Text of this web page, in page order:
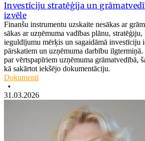
Investīciju stratēģija un
izvēle
Finanšu instrumentu uzskaite nesākas ar
sākas ar uzņēmuma vadības plānu,
ieguldījumu mērķis un sagaidāmā investīciju
pārskatiem un uzņēmuma darbību
par vērtspapīriem uzņēmuma grāmatvedībā,
kā sakārtot iekšējo dokumentāciju.
Dokumenti
•
31.03.2026